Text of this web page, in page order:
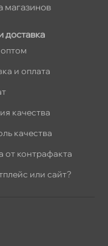
доставка
и оплата
качества
качества
от контрафакта
или сайт?
магазино